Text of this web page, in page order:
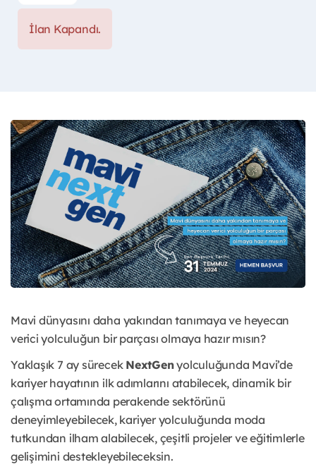
İlan Kapandı.
Mavi dünyasını daha yakından tanımaya ve heyecan
verici yolculuğun bir parçası olmaya hazır mısın?
Yaklaşık 7 ay sürecek NextGenyolculuğunda Mavi’de
kariyer hayatının ilk adımlarını atabilecek, dinamik bir
çalışma ortamında perakende sektörünü
deneyimleyebilecek, kariyer yolculuğunda moda
tutkundan ilham alabilecek, çeşitli projeler ve eğitimlerle
gelişimini destekleyebileceksin.